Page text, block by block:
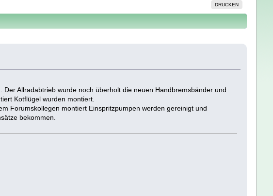
DRUCKEN
Allradabtrieb wurde noch überholt die neuen Handbremsbänder und
Kotflügel wurden montiert.
Forumskollegen montiert Einspritzpumpen werden gereinigt und
bekommen.